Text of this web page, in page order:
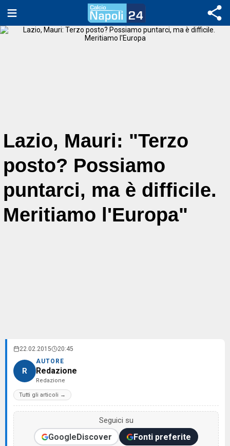
Lazio, Mauri: "Terzo
posto? Possiamo
puntarci, ma è difficile.
Meritiamo l'Europa"
22.02.2015 20:45
R
AUTORE
Redazione
Redazione
Tutti gli articoli →
Seguici su
GoogleDiscover Fonti preferite